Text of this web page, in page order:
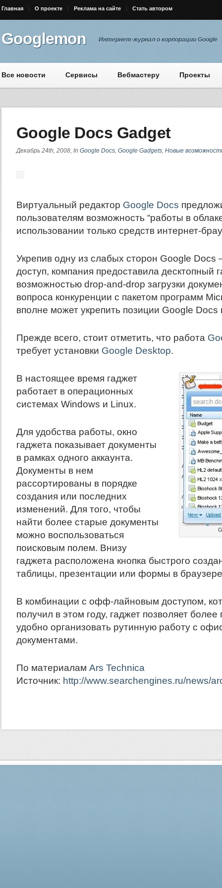
Главная О проекте Реклама на сайте Стать автором
Googlemon Интернет-журнал о корпорации Google
Все новости Сервисы Вебмастеру Проекты
Google Docs Gadget
Декабрь 24th, 2008, In Google Docs, Google Gadgets, Новые
Виртуальный редактор Google Docs
пользователям возможность “работы в
использовании только средств интернет-
Укрепив одну из слабых сторон Google
доступ, компания предоставила десктопный
возможностью drop-and-drop загрузки
вопроса конкуренции с пакетом программ
вполне может укрепить позиции Google Docs
Прежде всего, стоит отметить, что работа
требует установки Google Desktop.
В настоящее время гаджет
работает в операционных
системах Windows и Linux.
Для удобства работы, окно
гаджета показывает документы
в рамках одного аккаунта.
Документы в нем
рассортированы в порядке
создания или последних
изменений. Для того, чтобы
найти более старые документы
можно воспользоваться
поисковым полем. Внизу
гаджета расположена кнопка быстрого
таблицы, презентации или формы в
В комбинации с офф-лайновым доступом,
получил в этом году, гаджет позволяет более
удобно организовать рутинную работу с
документами.
По материалам Ars Technica
Источник: http://www.searchengines.ru/news/